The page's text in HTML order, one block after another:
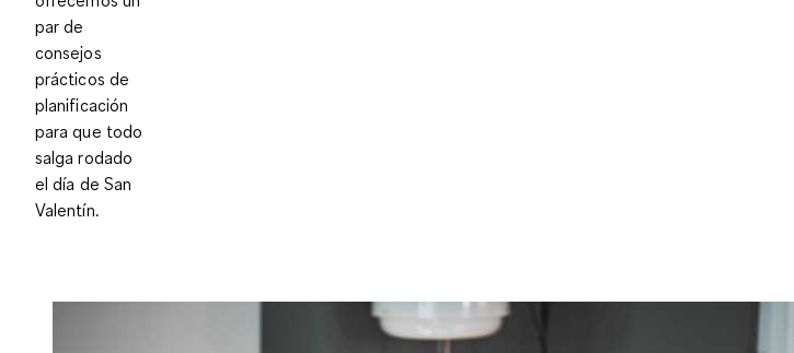
par de
consejos
prácticos de
planificación
para que todo
salga rodado
el día de San
Valentín.